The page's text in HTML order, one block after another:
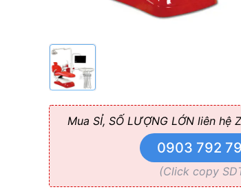
YS
Dental
Mua SỈ, SỐ LƯỢNG LỚN liên hệ
0903 792
(Click copy